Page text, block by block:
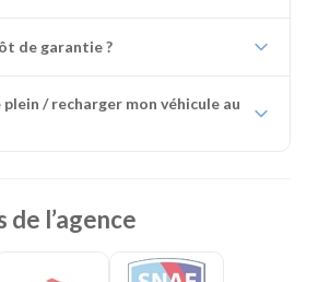
de garantie ?
/ recharger mon véhicule au
de l’agence